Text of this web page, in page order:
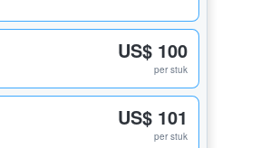
US$ 100
per stuk
US$ 101
per stuk